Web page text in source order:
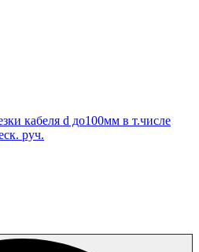
кабеля d до100мм в т.числе
руч.